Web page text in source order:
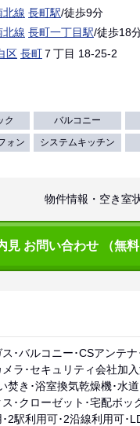
北線 長町駅/徒歩9分
北線 長町一丁目駅/徒歩18
区 長町 ７丁目 18-25-2
ク バルコニー
ォン システムキッチン
物件情報・空き室
見 お問い合わせ （無料
･バルコニー･CSアンテ
メラ･セキュリティ会社加
焚き･浴室換気乾燥機･水
ス･クローゼット･宅配ボ
2駅利用可･2沿線利用可･